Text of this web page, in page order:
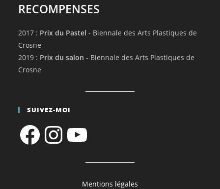
RECOMPENSES
2017 : Prix du Pastel - Biennale des Arts Plastiques de
Crosne
2019 : Prix du salon - Biennale des Arts Plastiques de
Crosne
SUIVEZ-MOI
FacebookInstagramYouTube
Mentions légales